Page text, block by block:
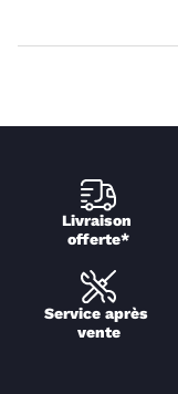
Livraison
offerte*
Service après
vente